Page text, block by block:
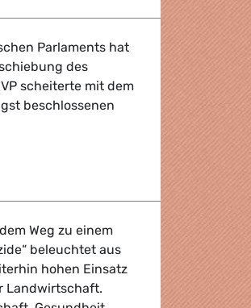
Parlaments hat
des
scheiterte mit dem
beschlossenen
Green Deal
Weg zu einem
beleuchtet aus
hohen Einsatz
Landwirtschaft.